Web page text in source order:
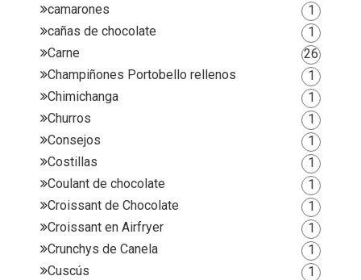
camarones
1
cañas de chocolate
1
Carne
26
Champiñones Portobello rellenos
1
Chimichanga
1
Churros
1
Consejos
1
Costillas
1
Coulant de chocolate
1
Croissant de Chocolate
1
Croissant en Airfryer
1
Crunchys de Canela
1
Cuscús
1